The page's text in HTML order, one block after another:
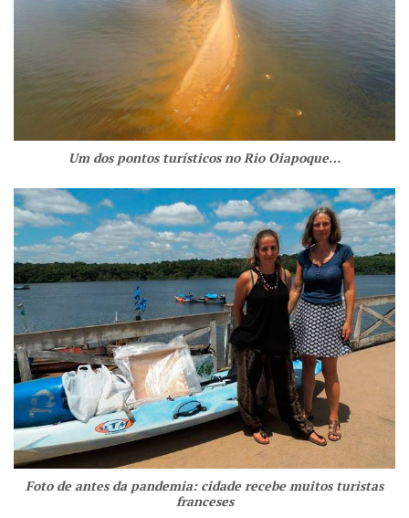
Um dos pontos turísticos no Rio Oiapoque…
Foto de antes da pandemia: cidade recebe muitos turistas
franceses